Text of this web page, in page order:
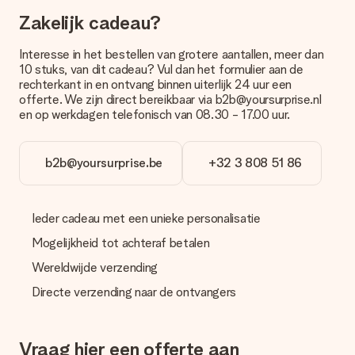
Door in onze winkelmand op ‘Gratis wenskaartje’ te klikken kun
je een leuk kaartje toevoegen bij je cadeau. Op dit kaartje kun
je een persoonlijke boodschap plaatsen, zodat de ontvanger
precies weet van wie de verrassing afkomstig is.
Wordt mijn cadeau ingepakt geleverd?
Momenteel hebben we (nog) geen inpakservice om jouw
cadeau mooi in te pakken. Wel versturen we onze cadeaus in
Kan ik een afleverdatum kiezen?
precies aangeven wanneer jouw cadeau bezorgd moet
worden.
Wat is de levertijd en wanneer heb ik mijn cadeau in huis?
Zakelijk cadeau?
Interesse in het bestellen van grotere aantallen, meer dan
10 stuks, van dit cadeau? Vul dan het formulier aan de
rechterkant in en ontvang binnen uiterlijk 24 uur een
offerte. We zijn direct bereikbaar via b2b@yoursurprise.nl
en op werkdagen telefonisch van 08.30 - 17.00 uur.
b2b@yoursurprise.be +32 3 808 51 86
Ieder cadeau met een unieke personalisatie
Mogelijkheid tot achteraf betalen
Wereldwijde verzending
Directe verzending naar de ontvangers
Vraag hier een offerte aan